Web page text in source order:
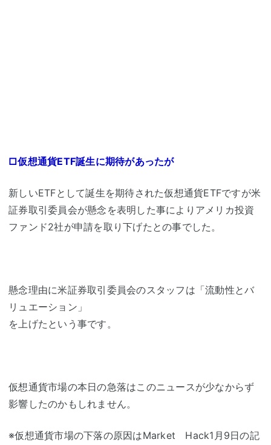
□仮想通貨ETF誕生に期待があったが
新しいETFとして誕生を期待された仮想通貨ETFですが米
証券取引委員会が懸念を表明した事によりアメリカ投資
ファンド2社が申請を取り下げたとの事でした。
懸念理由に米証券取引委員会のスタッフは「流動性とバ
リュエーション」
を上げたという事です。
仮想通貨市場の本日の急落はこのニュースが少なからず
影響したのかもしれません。
※仮想通貨市場の下落の原因はMarket Hack1月9日の記